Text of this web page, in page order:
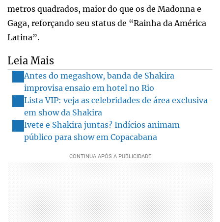
metros quadrados, maior do que os de Madonna e
Gaga, reforçando seu status de “Rainha da América
Latina”.
Leia Mais
Antes do megashow, banda de Shakira
improvisa ensaio em hotel no Rio
Lista VIP: veja as celebridades de área exclusiva
em show da Shakira
Ivete e Shakira juntas? Indícios animam
público para show em Copacabana